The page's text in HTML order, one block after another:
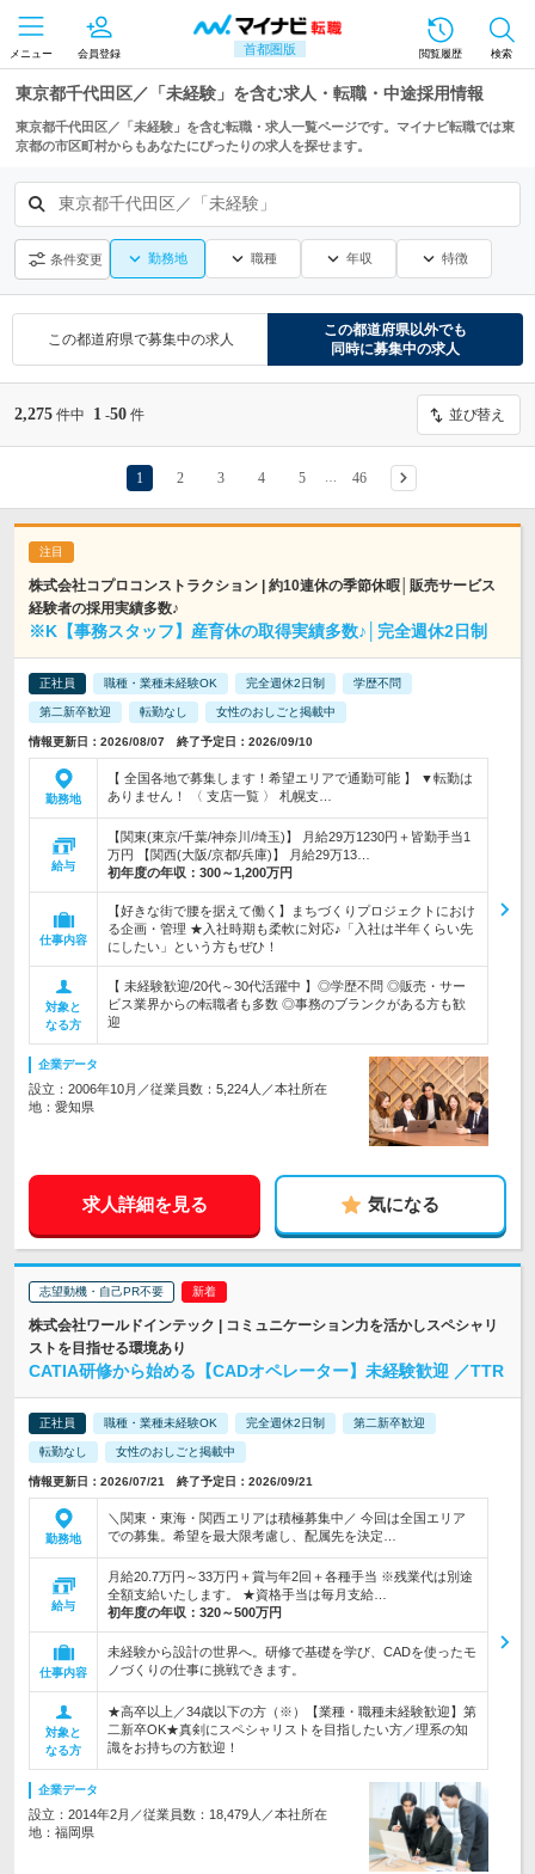
首都圏版
メニュー 会員登録 閲覧履歴 検索
東京都千代田区／「未経験」を含む求人・転職・中途採用情報
東京都千代田区／「未経験」を含む転職・求人一覧ページです。マイナビ転職では東
京都の市区町村からもあなたにぴったりの求人を探せます。
東京都千代田区／「未経験」
条件変更 勤務地 職種 年収 特徴
この都道府県で募集中の求人
この都道府県以外でも
同時に募集中の求人
2,275 件中 1 -50 件 並び替え
1 2 3 4 5 46
株式会社コプロコンストラクション | 約10連休の季節休暇│販売サービス
経験者の採用実績多数♪
※K【事務スタッフ】産育休の取得実績多数♪│完全週休2日制
正社員 職種・業種未経験OK 完全週休2日制 学歴不問
第二新卒歓迎 転勤なし 女性のおしごと掲載中
情報更新日：2026/08/07 終了予定日：2026/09/10
勤務地
【 全国各地で募集します！希望エリアで通勤可能 】 ▼転勤は
ありません！ 〈 支店一覧 〉 札幌支…
給与
【関東(東京/千葉/神奈川/埼玉)】 月給29万1230円＋皆勤手当1
万円 【関西(大阪/京都/兵庫)】 月給29万13…
初年度の年収： 300～1,200万円
仕事内容
【好きな街で腰を据えて働く】まちづくりプロジェクトにおけ
る企画・管理 ★入社時期も柔軟に対応♪「入社は半年くらい先
にしたい」という方もぜひ！
対象と
なる方
【 未経験歓迎/20代～30代活躍中 】◎学歴不問 ◎販売・サー
ビス業界からの転職者も多数 ◎事務のブランクがある方も歓
迎
企業データ
設立：2006年10月／従業員数：5,224人／本社所在
地：愛知県
求人詳細を見る 気になる
志望動機・自己PR不要
株式会社ワールドインテック | コミュニケーション力を活かしスペシャリ
ストを目指せる環境あり
CATIA研修から始める【CADオペレーター】未経験歓迎 ／TTR
正社員 職種・業種未経験OK 完全週休2日制 第二新卒歓迎
転勤なし 女性のおしごと掲載中
情報更新日：2026/07/21 終了予定日：2026/09/21
勤務地
＼関東・東海・関西エリアは積極募集中／ 今回は全国エリア
での募集。希望を最大限考慮し、配属先を決定…
給与
月給20.7万円～33万円＋賞与年2回＋各種手当 ※残業代は別途
全額支給いたします。 ★資格手当は毎月支給…
初年度の年収： 320～500万円
仕事内容
未経験から設計の世界へ。研修で基礎を学び、CADを使ったモ
ノづくりの仕事に挑戦できます。
対象と
なる方
★高卒以上／34歳以下の方（※）【業種・職種未経験歓迎】第
二新卒OK★真剣にスペシャリストを目指したい方／理系の知
識をお持ちの方歓迎！
企業データ
設立：2014年2月／従業員数：18,479人／本社所在
地：福岡県